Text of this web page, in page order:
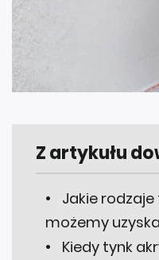
Z artykułu
Jakie
możemy
Kiedy tynk